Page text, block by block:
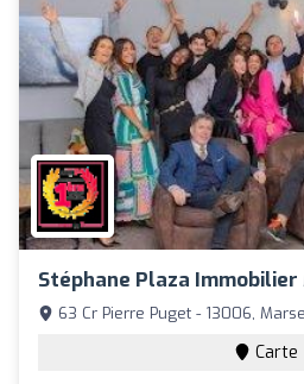
Stéphane Plaza
63 Cr Pierre Puget - 13006,
Carte